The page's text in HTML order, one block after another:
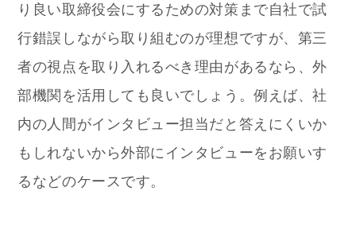
り良い取締役会にするための対策まで自社で試
行錯誤しながら取り組むのが理想ですが、第三
者の視点を取り入れるべき理由があるなら、外
部機関を活用しても良いでしょう。例えば、社
内の人間がインタビュー担当だと答えにくいか
もしれないから外部にインタビューをお願いす
るなどのケースです。